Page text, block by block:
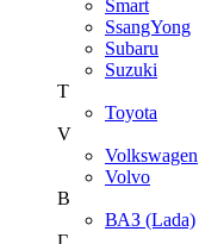
Smart
SsangYong
Subaru
Suzuki
T
Toyota
V
Volkswagen
Volvo
В
ВАЗ (Lada)